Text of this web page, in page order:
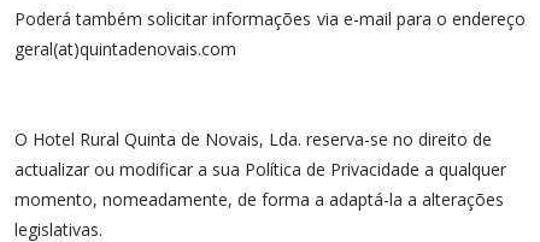
Poderá também solicitar informações via e-mail para o endereço
geral(at)quintadenovais.com
O Hotel Rural Quinta de Novais, Lda. reserva-se no direito de
actualizar ou modificar a sua Política de Privacidade a qualquer
momento, nomeadamente, de forma a adaptá-la a alterações
legislativas.